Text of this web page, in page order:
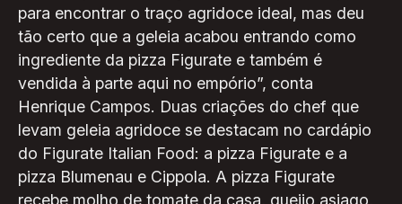
para encontrar o traço agridoce ideal, mas deu
tão certo que a geleia acabou entrando como
ingrediente da pizza Figurate e também é
vendida à parte aqui no empório”, conta
Henrique Campos. Duas criações do chef que
levam geleia agridoce se destacam no cardápio
do Figurate Italian Food: a pizza Figurate e a
pizza Blumenau e Cippola. A pizza Figurate
recebe molho de tomate da casa, queijo asiago,